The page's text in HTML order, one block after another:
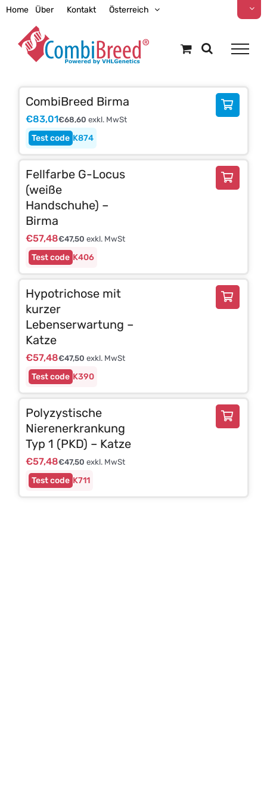
Zum
springen
Home Über Kontakt Österreich
K874
CombiBreed Birma
€83,01€68,60 exkl. MwSt
K406
Fellfarbe G-Locus
(weiße
Handschuhe) –
Birma
€57,48€47,50 exkl. MwSt
K390
Hypotrichose mit
kurzer
Lebenserwartung –
Katze
€57,48€47,50 exkl. MwSt
K711
Polyzystische
Nierenerkrankung
Typ 1 (PKD) – Katze
€57,48€47,50 exkl. MwSt